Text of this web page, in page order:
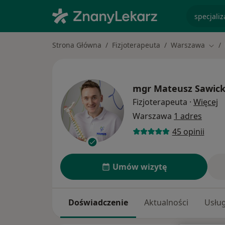
Strona Główna Fizjoterapeuta Warszawa
mgr Mateusz
Fizjoterapeuta · Więcej
Warszawa 1 adres
45 opinii
Umów wizytę
Doświadczenie Aktualności